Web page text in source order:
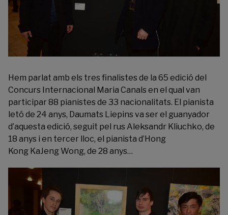
Hem parlat amb els tres finalistes de la 65 edició del
Concurs Internacional Maria Canals en el qual van
participar 88 pianistes de 33 nacionalitats. El pianista
letó de 24 anys, Daumats Liepins va ser el guanyador
d’aquesta edició, seguit pel rus Aleksandr Kliuchko, de
18 anys i en tercer lloc, el pianista d’Hong
Kong KaJeng Wong, de 28 anys…